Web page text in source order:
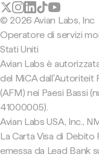
© 2026 Avian Labs, Inc
Operatore di servizi
Stati Uniti
Avian Labs è
del MiCA dall'Autoriteit
(AFM) nei Paesi Bassi
41000005).
Avian Labs USA, Inc.,
La Carta Visa di Debito
emessa da Lead Bank